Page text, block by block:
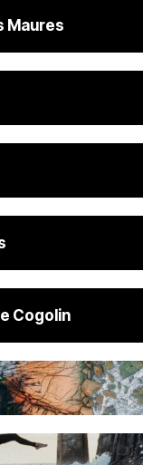
Maures
Cogolin